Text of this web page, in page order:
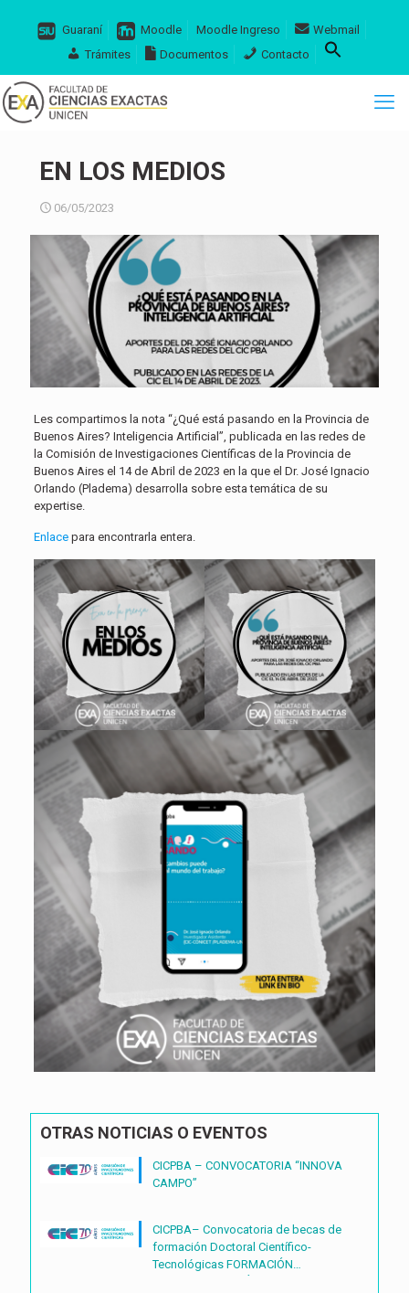
Guaraní Moodle Moodle Ingreso
Webmail
Trámites
Documentos Contacto
EN LOS MEDIOS
06/05/2023
Les compartimos la nota “¿Qué está pasando en la Provincia de
Buenos Aires? Inteligencia Artificial”, publicada en las redes de
la Comisión de Investigaciones Científicas de la Provincia de
Buenos Aires el 14 de Abril de 2023 en la que el Dr. José Ignacio
Orlando (Pladema) desarrolla sobre esta temática de su
expertise.
Enlace para encontrarla entera.
OTRAS NOTICIAS O EVENTOS
CICPBA – CONVOCATORIA “INNOVA
CAMPO”
CICPBA– Convocatoria de becas de
formación Doctoral Científico-
Tecnológicas FORMACIÓN